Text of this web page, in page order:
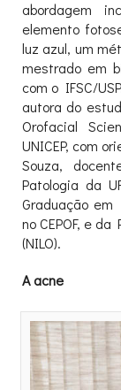
abordagem
elemento
luz azul, um
mestrado em
com o IFSC/
autora do
Orofacial
UNICEP, com
Souza,
Patologia da
Graduação em
no CEPOF, e
(NILO).
A acne